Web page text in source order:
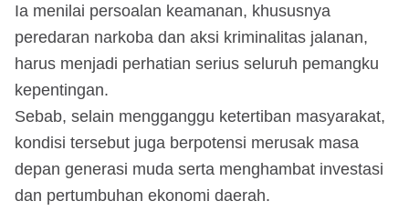
Ia menilai persoalan keamanan, khususnya
peredaran narkoba dan aksi kriminalitas jalanan,
harus menjadi perhatian serius seluruh pemangku
kepentingan.
Sebab, selain mengganggu ketertiban masyarakat,
kondisi tersebut juga berpotensi merusak masa
depan generasi muda serta menghambat investasi
dan pertumbuhan ekonomi daerah.